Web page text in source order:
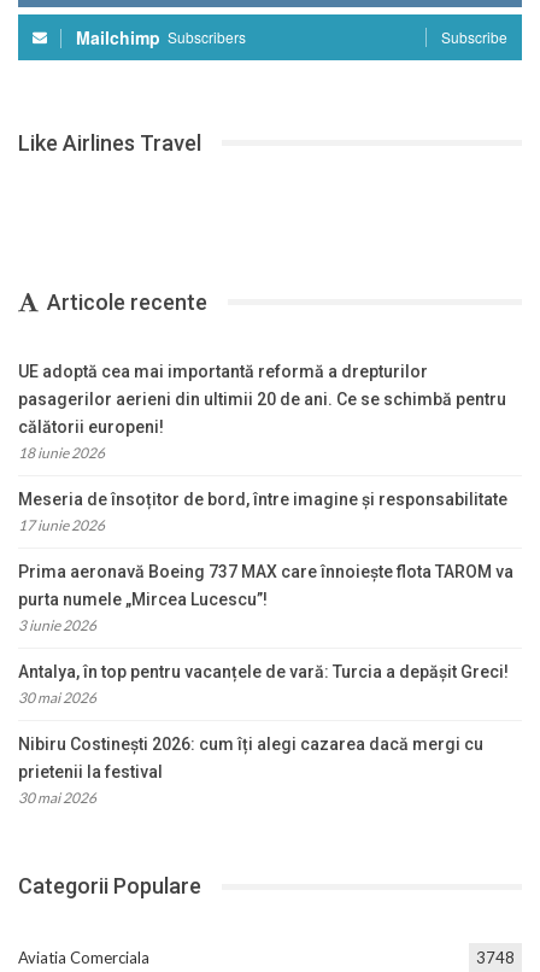
Mailchimp Subscribers Subscribe
Like Airlines Travel
Articole recente
UE adoptă cea mai importantă reformă a drepturilor
pasagerilor aerieni din ultimii 20 de ani. Ce se schimbă pentru
călătorii europeni!
18 iunie 2026
Meseria de însoțitor de bord, între imagine și responsabilitate
17 iunie 2026
Prima aeronavă Boeing 737 MAX care înnoiește flota TAROM va
purta numele „Mircea Lucescu”!
3 iunie 2026
Antalya, în top pentru vacanțele de vară: Turcia a depășit Greci!
30 mai 2026
Nibiru Costinești 2026: cum îți alegi cazarea dacă mergi cu
prietenii la festival
30 mai 2026
Categorii Populare
Aviatia Comerciala 3748